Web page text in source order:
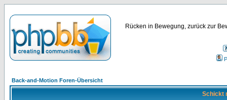
Rücken in Bewegung, zurück zur
Back-and-Motion Foren-Übersicht
Schickt